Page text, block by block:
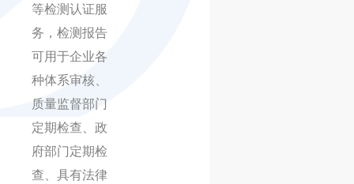
等检测认证服
务，检测报告
可用于企业各
种体系审核、
质量监督部门
定期检查、政
府部门定期检
查、具有法律